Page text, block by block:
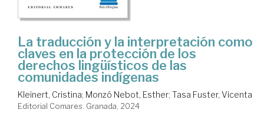
La traducción y la interpretación como
claves en la protección de los
derechos lingüísticos de las
comunidades indígenas
Kleinert, Cristina; Monzó Nebot, Esther; Tasa Fuster, Vicenta
Editorial Comares. Granada, 2024